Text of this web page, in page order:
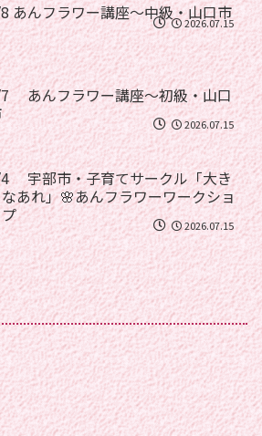
7/8 あんフラワー講座〜中級・山口市
2026.07.15
あんフラワー講座〜初級・山口
2026.07.15
宇部市・子育てサークル「大き
あれ」🌸あんフラワーワークショ
2026.07.15